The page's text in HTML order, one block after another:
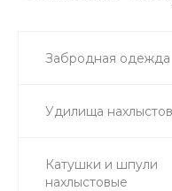
Забродная одежда
Удилища
Катушки и шпули
нахлыстовые